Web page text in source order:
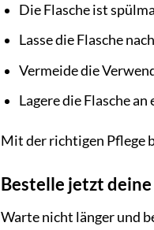
Die Flasche ist
Lasse die Flasche
Vermeide die
Lagere die Flasche
Mit der richtigen Pflege
Bestelle jetzt
Warte nicht länger und